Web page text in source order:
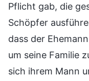
Pflicht gab, die
Schöpfer
dass der
um seine Familie
sich ihrem Mann